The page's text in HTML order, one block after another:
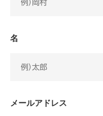
名
メールアドレス